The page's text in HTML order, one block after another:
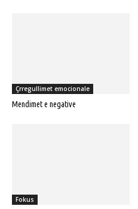
Çrregullimet emocionale
Mendimet e negative
Fokus